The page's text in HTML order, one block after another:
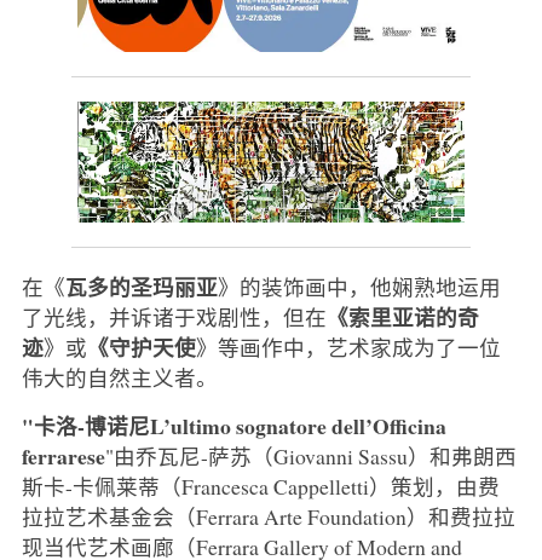
在《瓦多的圣玛丽亚》的装饰画中，他娴熟地运用
了光线，并诉诸于戏剧性，但在 《索里亚诺的奇
迹》或 《守护天使》等画作中，艺术家成为了一位
伟大的自然主义者。
"卡洛-博诺尼L’ultimo sognatore dell’Officina
ferrarese"由乔瓦尼-萨苏（Giovanni Sassu）和弗朗西
斯卡-卡佩莱蒂（Francesca Cappelletti）策划，由费
拉拉艺术基金会（Ferrara Arte Foundation）和费拉拉
现当代艺术画廊（Ferrara Gallery of Modern and